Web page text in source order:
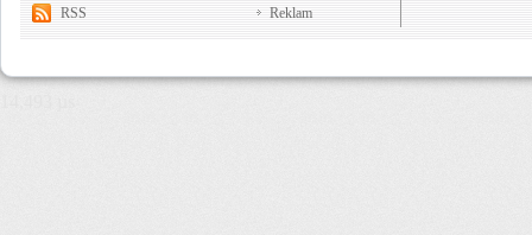
RSS
Reklam